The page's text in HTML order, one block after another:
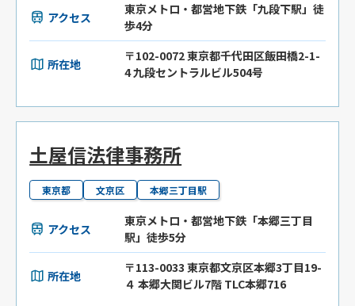
アクセス
東京メトロ・都営地下鉄「九段下駅」徒
歩4分
所在地
〒102-0072 東京都千代田区飯田橋2-1-
4 九段セントラルビル504号
土屋信法律事務所
東京都 文京区 本郷三丁目駅
アクセス
東京メトロ・都営地下鉄「本郷三丁目
駅」徒歩5分
所在地
〒113-0033 東京都文京区本郷3丁目19-
４ 本郷大関ビル7階 TLC本郷716